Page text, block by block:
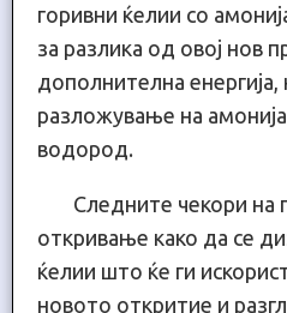
горивни ќелии со
за разлика од овој нов
дополнителна
разложување на
водород.
Следните чекори на
откривање како да се
ќелии што ќе ги
новото откритие и